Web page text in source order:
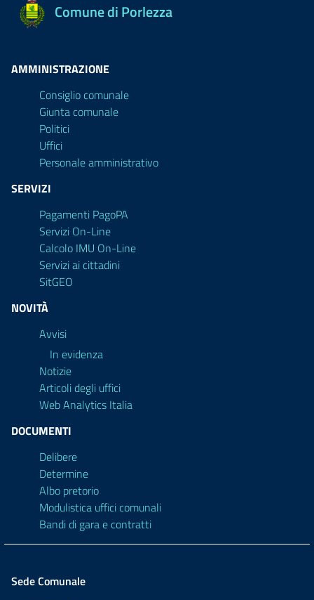
Comune di Porlezza
AMMINISTRAZIONE
Consiglio comunale
Giunta comunale
Politici
Uffici
Personale amministrativo
SERVIZI
Pagamenti PagoPA
Servizi On-Line
Calcolo IMU On-Line
Servizi ai cittadini
SitGEO
NOVITÀ
Avvisi
In evidenza
Notizie
Articoli degli uffici
Web Analytics Italia
DOCUMENTI
Delibere
Determine
Albo pretorio
Modulistica uffici comunali
Bandi di gara e contratti
Sede Comunale